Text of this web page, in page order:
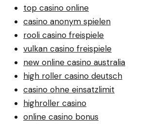
top casino online
casino anonym spielen
rooli casino freispiele
vulkan casino freispiele
new online casino australia
high roller casino deutsch
casino ohne einsatzlimit
highroller casino
online casino bonus